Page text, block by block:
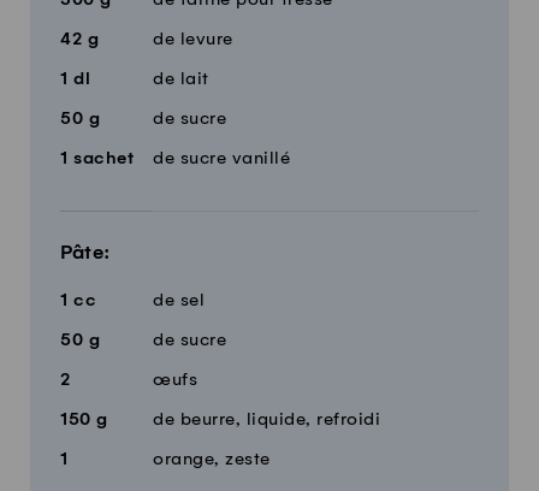
42 g de levure
1 dl de lait
50 g de sucre
1 sachet de sucre vanillé
Pâte:
1 cc de sel
50 g de sucre
2 œufs
150 g de beurre, liquide, refroidi
1 orange, zeste